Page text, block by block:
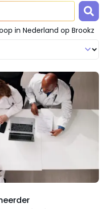
in Nederland op Brookz